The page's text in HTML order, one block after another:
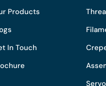
Products
In Touch